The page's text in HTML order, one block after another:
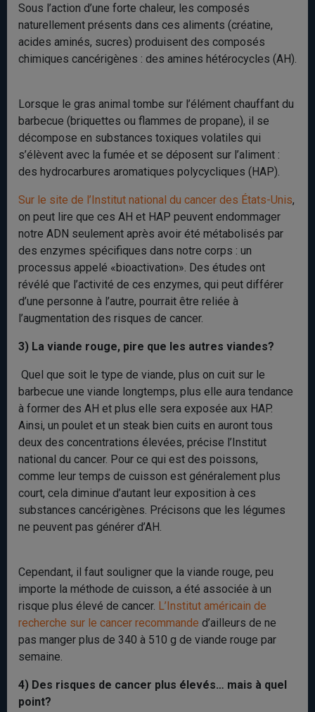
Sous l’action d’une forte chaleur, les composés
naturellement présents dans ces aliments (créatine,
acides aminés, sucres) produisent des composés
chimiques cancérigènes : des amines hétérocycles (AH).
Lorsque le gras animal tombe sur l’élément chauffant du
barbecue (briquettes ou flammes de propane), il se
décompose en substances toxiques volatiles qui
s’élèvent avec la fumée et se déposent sur l’aliment :
des hydrocarbures aromatiques polycycliques (HAP).
Sur le site de l’Institut national du cancer des États-Unis,
on peut lire que ces AH et HAP peuvent endommager
notre ADN seulement après avoir été métabolisés par
des enzymes spécifiques dans notre corps : un
processus appelé «bioactivation». Des études ont
révélé que l’activité de ces enzymes, qui peut différer
d’une personne à l’autre, pourrait être reliée à
l’augmentation des risques de cancer.
3) La viande rouge, pire que les autres viandes?
Quel que soit le type de viande, plus on cuit sur le
barbecue une viande longtemps, plus elle aura tendance
à former des AH et plus elle sera exposée aux HAP.
Ainsi, un poulet et un steak bien cuits en auront tous
deux des concentrations élevées, précise l’Institut
national du cancer. Pour ce qui est des poissons,
comme leur temps de cuisson est généralement plus
court, cela diminue d’autant leur exposition à ces
substances cancérigènes. Précisons que les légumes
ne peuvent pas générer d’AH.
Cependant, il faut souligner que la viande rouge, peu
importe la méthode de cuisson, a été associée à un
risque plus élevé de cancer. L’Institut américain de
recherche sur le cancer recommande d’ailleurs de ne
pas manger plus de 340 à 510 g de viande rouge par
semaine.
4) Des risques de cancer plus élevés… mais à quel
point?